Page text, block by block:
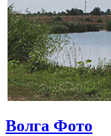
Волга Фото